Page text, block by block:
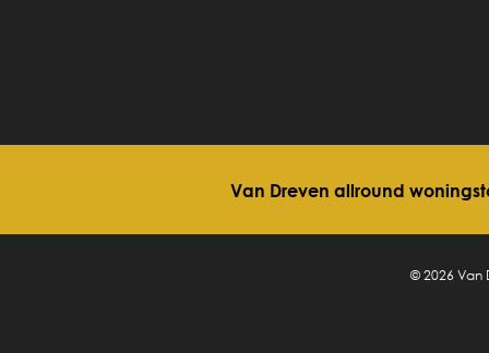
Van Dreven allround
© 2026 Van